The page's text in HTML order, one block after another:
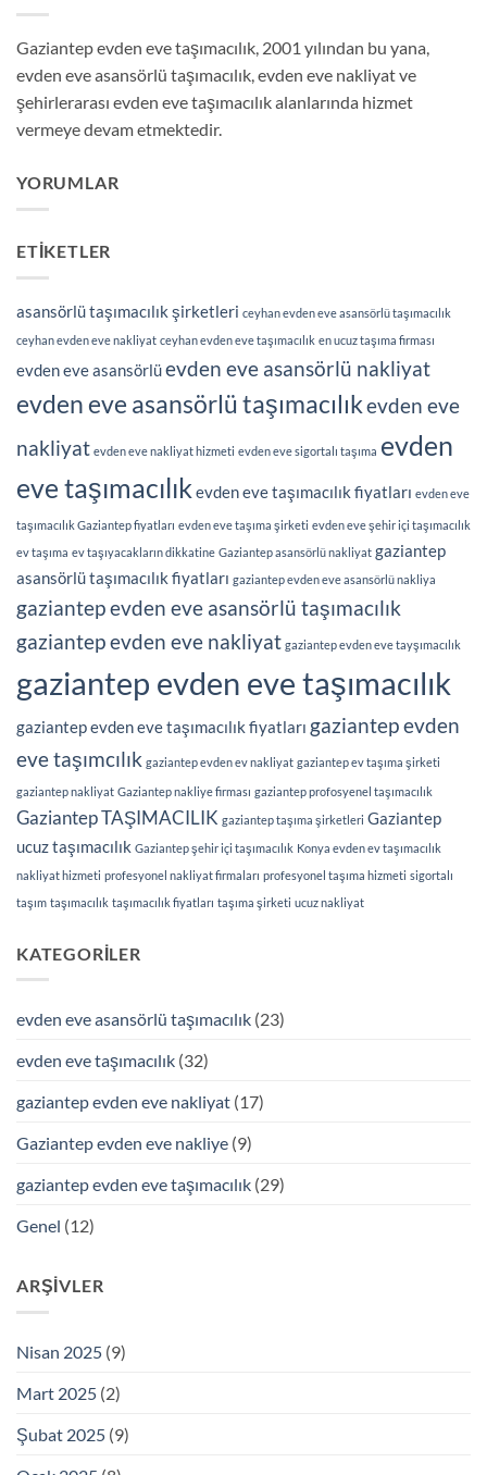
Gaziantep evden eve taşımacılık, 2001 yılından bu yana,
evden eve asansörlü taşımacılık, evden eve nakliyat ve
şehirlerarası evden eve taşımacılık alanlarında hizmet
vermeye devam etmektedir.
YORUMLAR
ETIKETLER
asansörlü taşımacılık şirketleri ceyhan evden eve asansörlü taşımacılık
ceyhan evden eve nakliyat ceyhan evden eve taşımacılık en ucuz taşıma firması
evden eve asansörlüevden eve asansörlü nakliyat
evden eve asansörlü taşımacılıkevden eve
nakliyat evden eve nakliyat hizmeti evden eve sigortalı taşıma evden
eve taşımacılık evden eve taşımacılık fiyatları evden eve
taşımacılık Gaziantep fiyatları evden eve taşıma şirketi evden eve şehir içi taşımacılık
ev taşıma ev taşıyacakların dikkatine Gaziantep asansörlü nakliyat gaziantep
asansörlü taşımacılık fiyatları gaziantep evden eve asansörlü nakliya
gaziantep evden eve asansörlü taşımacılık
gaziantep evden eve nakliyat gaziantep evden eve tayşımacılık
gaziantep evden eve taşımacılık
gaziantep evden eve taşımacılık fiyatları gaziantep evden
eve taşımcılık gaziantep evden ev nakliyat gaziantep ev taşıma şirketi
gaziantep nakliyat Gaziantep nakliye firması gaziantep profosyenel taşımacılık
Gaziantep TAŞIMACILIK gaziantep taşıma şirketleri Gaziantep
ucuz taşımacılık Gaziantep şehir içi taşımacılık Konya evden ev taşımacılık
nakliyat hizmeti profesyonel nakliyat firmaları profesyonel taşıma hizmeti sigortalı
taşım taşımacılık taşımacılık fiyatları taşıma şirketi ucuz nakliyat
KATEGORILER
evden eve asansörlü taşımacılık (23)
evden eve taşımacılık (32)
gaziantep evden eve nakliyat (17)
Gaziantep evden eve nakliye (9)
gaziantep evden eve taşımacılık (29)
Genel (12)
ARŞIVLER
Nisan 2025 (9)
Mart 2025 (2)
Şubat 2025 (9)